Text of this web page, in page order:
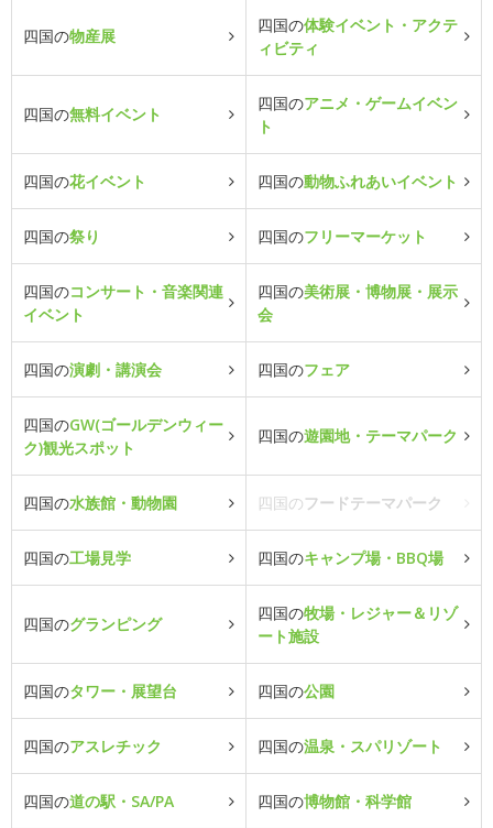
四国の物産展
四国の体験イベント・アクテ
ィビティ
四国の無料イベント
四国のアニメ・ゲームイベン
ト
四国の花イベント 四国の動物ふれあいイベント
四国の祭り 四国のフリーマーケット
四国のコンサート・音楽関連
イベント
四国の美術展・博物展・展示
会
四国の演劇・講演会 四国のフェア
四国のGW(ゴールデンウィー
ク)観光スポット
四国の遊園地・テーマパーク
四国の水族館・動物園 四国のフードテーマパーク
四国の工場見学 四国のキャンプ場・BBQ場
四国のグランピング
四国の牧場・レジャー＆リゾ
ート施設
四国のタワー・展望台 四国の公園
四国のアスレチック 四国の温泉・スパリゾート
四国の道の駅・SA/PA 四国の博物館・科学館